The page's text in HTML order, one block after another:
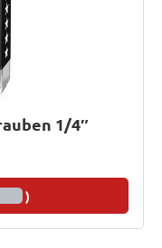
1/4″
)